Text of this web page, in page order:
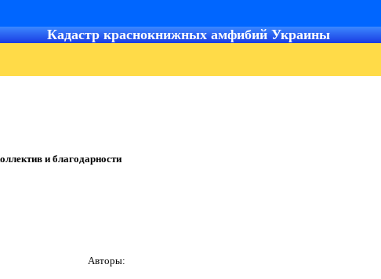
Кадастр краснокнижных амфибий Украины
и благодарности
Авторы: